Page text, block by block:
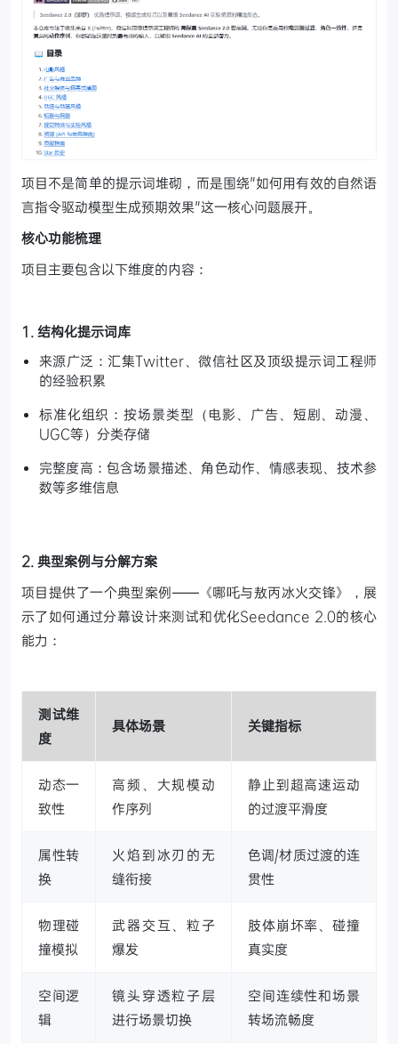
项目不是简单的提示词堆砌，而是围绕"如何用有效的自然语
言指令驱动模型生成预期效果"这一核心问题展开。
核心功能梳理
项目主要包含以下维度的内容：
1. 结构化提示词库
来源广泛：汇集Twitter、微信社区及顶级提示词工程师
的经验积累
标准化组织：按场景类型（电影、广告、短剧、动漫、
UGC等）分类存储
完整度高：包含场景描述、角色动作、情感表现、技术参
数等多维信息
2. 典型案例与分解方案
项目提供了一个典型案例——《哪吒与敖丙冰火交锋》，展
示了如何通过分幕设计来测试和优化Seedance 2.0的核心
能力：
测试维
度
具体场景 关键指标
动态一
致性
高频、大规模动
作序列
静止到超高速运动
的过渡平滑度
属性转
换
火焰到冰刃的无
缝衔接
色调/材质过渡的连
贯性
物理碰
撞模拟
武器交互、粒子
爆发
肢体崩坏率、碰撞
真实度
空间逻
辑
镜头穿透粒子层
进行场景切换
空间连续性和场景
转场流畅度